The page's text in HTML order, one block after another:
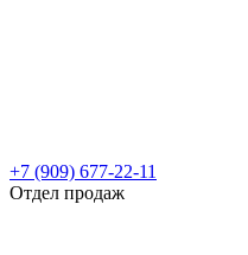
+7 (909) 677-22-11
Отдел продаж